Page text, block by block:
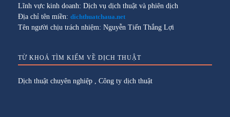
Lĩnh vực kinh doanh: Dịch vụ dịch thuật và phiên dịch
Địa chỉ tên miền: dichthuatchaua.net
Tên người chịu trách nhiệm: Nguyễn Tiến Thắng Lợi
TỪ KHOÁ TÌM KIẾM VỀ DỊCH THUẬT
Dịch thuật chuyên nghiệp , Công ty dịch thuật